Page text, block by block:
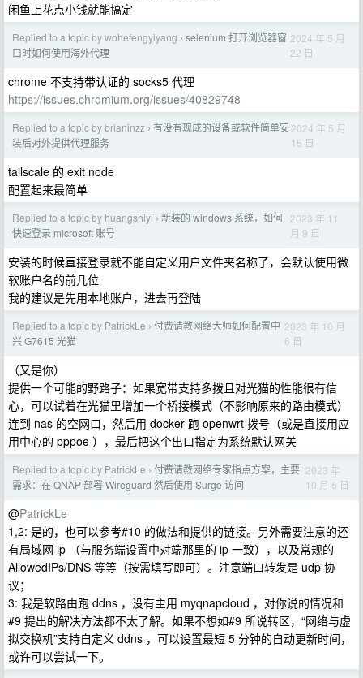
闲鱼上花点小钱就能搞定
Replied to a topic by wohefengyiyang › selenium 打开浏览器窗
口时如何使用海外代理
2024 年 5 月
22 日
chrome 不支持带认证的 socks5 代理
https://issues.chromium.org/issues/40829748
Replied to a topic by brianinzz › 有没有现成的设备或软件简单安
装后对外提供代理服务
2024 年 5 月
15 日
tailscale 的 exit node
配置起来最简单
Replied to a topic by huangshiyi › 新装的 windows 系统，如何
快速登录 microsoft 账号
2023 年 11
月 9 日
安装的时候直接登录就不能自定义用户文件夹名称了，会默认使用微
软账户名的前几位
我的建议是先用本地账户，进去再登陆
Replied to a topic by PatrickLe › 付费请教网络大师如何配置中
兴 G7615 光猫
2023 年 10 月
6 日
（又是你）
提供一个可能的野路子：如果宽带支持多拨且对光猫的性能很有信
心，可以试着在光猫里增加一个桥接模式（不影响原来的路由模式）
连到 nas 的空网口，然后用 docker 跑 openwrt 拨号（或是直接用应
用中心的 pppoe ），最后把这个出口指定为系统默认网关
Replied to a topic by PatrickLe › 付费请教网络专家指点方案，主要
需求：在 QNAP 部署 Wireguard 然后使用 Surge 访问
2023 年
10 月 5 日
@PatrickLe
1,2: 是的，也可以参考#10 的做法和提供的链接。另外需要注意的还
有局域网 ip （与服务端设置中对端那里的 ip 一致），以及常规的
AllowedIPs/DNS 等等（按需填写即可）。注意端口转发是 udp 协
议；
3: 我是软路由跑 ddns ，没有主用 myqnapcloud ，对你说的情况和
#9 提出的解决方法都不太了解。如果不想如#9 所说转区，“网络与虚
拟交换机”支持自定义 ddns ，可以设置最短 5 分钟的自动更新时间，
或许可以尝试一下。